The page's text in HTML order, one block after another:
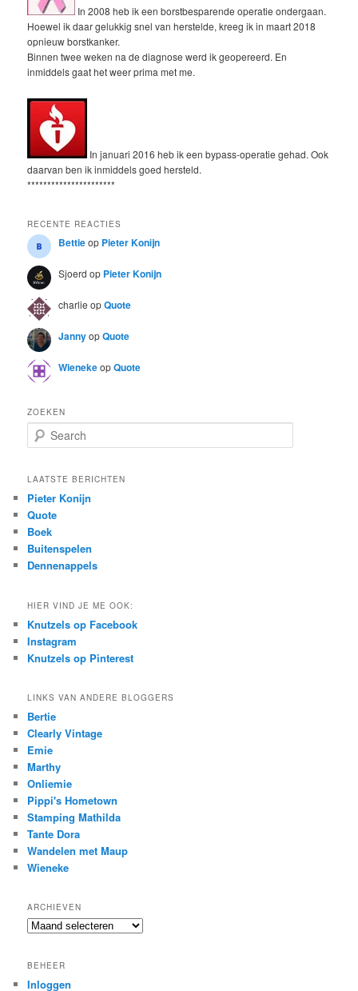
In 2008 heb ik een borstbesparende operatie ondergaan.
Hoewel ik daar gelukkig snel van herstelde, kreeg ik in maart 2018
opnieuw borstkanker.
Binnen twee weken na de diagnose werd ik geopereerd. En
inmiddels gaat het weer prima met me.
In januari 2016 heb ik een bypass-operatie gehad. Ook
daarvan ben ik inmiddels goed hersteld.
**********************
RECENTE REACTIES
Bettieop Pieter Konijn
Sjoerd op Pieter Konijn
charlie opQuote
JannyopQuote
WienekeopQuote
ZOEKEN
e
r
h
LAATSTE BERICHTEN
Pieter Konijn
Quote
Boek
Buitenspelen
Dennenappels
HIER VIND JE ME OOK:
Knutzels op Facebook
Instagram
Knutzels op Pinterest
LINKS VAN ANDERE BLOGGERS
Bertie
Clearly Vintage
Emie
Marthy
Onliemie
Pippi's Hometown
Stamping Mathilda
Tante Dora
Wandelen met Maup
Wieneke
ARCHIEVEN
Archieven
BEHEER
Inloggen